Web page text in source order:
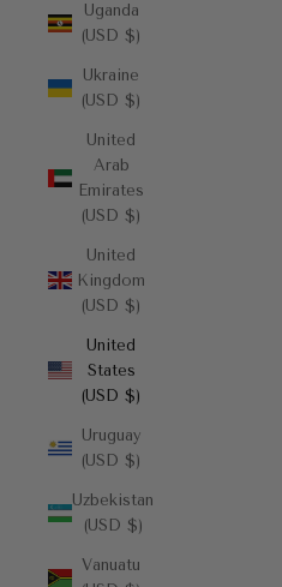
Uganda
(USD $)
Ukraine
(USD $)
United
Arab
Emirates
(USD $)
United
Kingdom
(USD $)
United
States
(USD $)
Uruguay
(USD $)
Uzbekistan
(USD $)
Vanuatu